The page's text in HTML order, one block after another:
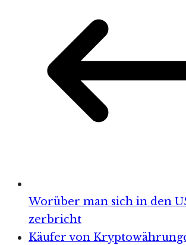
Worüber man sich in den
zerbricht
Käufer von